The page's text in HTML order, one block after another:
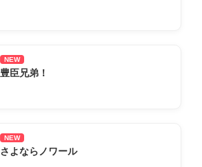
NEW
豊臣兄弟！
NEW
さよならノワール